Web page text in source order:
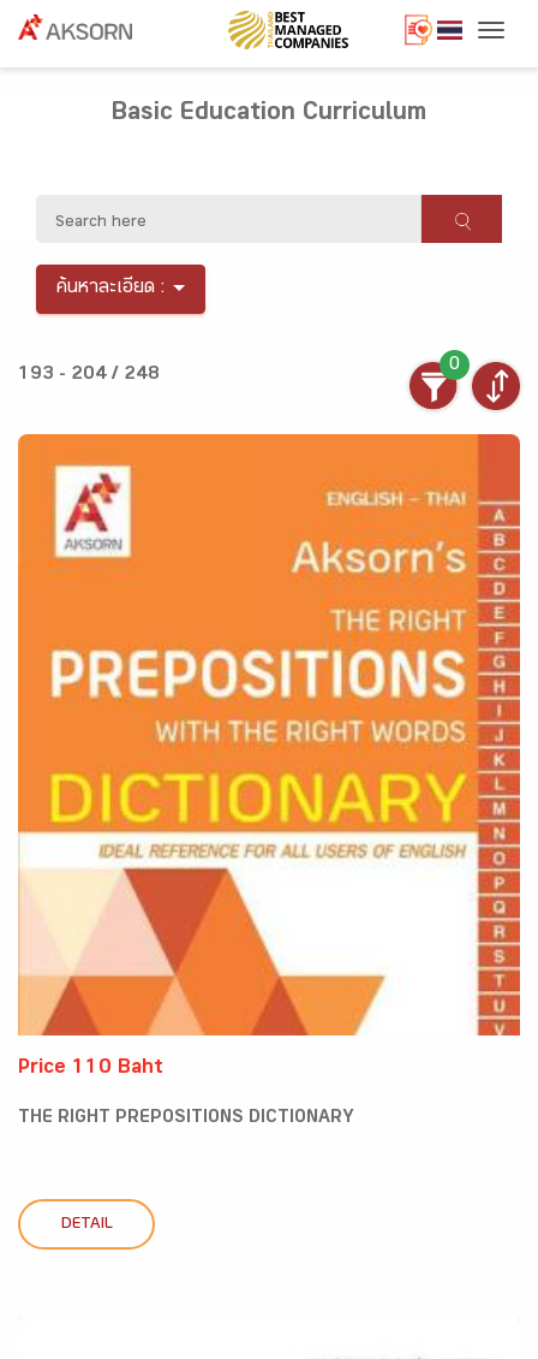
Basic Education Curriculum
ค้นหาละเอียด :
193 - 204 / 248
0
Price 110 Baht
THE RIGHT PREPOSITIONS DICTIONARY
DETAIL